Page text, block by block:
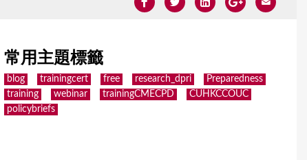
常用主題標籤
blog trainingcert free research_dpri
Preparedness
training
webinar trainingCMECPD
CUHKCCOUC
policybriefs